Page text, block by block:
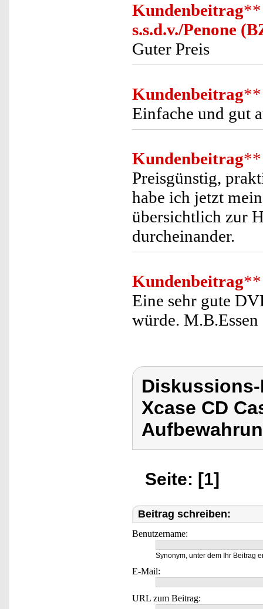
Kundenbeitrag**
s.s.d.v./Penone
Guter Preis
Kundenbeitrag**
Einfache und gut
Kundenbeitrag**
Preisgünstig,
habe ich jetzt
übersichtlich zur
durcheinander.
Kundenbeitrag**
Eine sehr gute
würde. M.B.Essen
Xcase CD
Seite: [1]
Beitrag schreiben:
Benutzername:
Synonym, unter dem Ihr Beitrag
E-Mail:
URL zum Beitrag: